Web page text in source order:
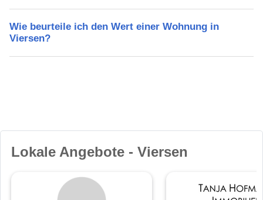
Wie beurteile ich den Wert einer Wohnung in
Viersen?
Lokale Angebote - Viersen